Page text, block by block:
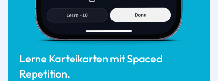
Lerne Karteikarten mit Spaced
Repetition.